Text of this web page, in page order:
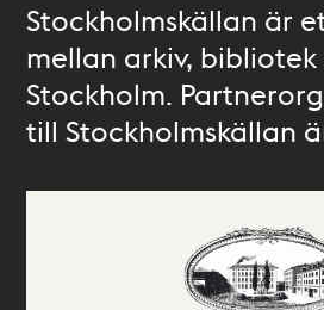
Stockholmskällan är
mellan arkiv, bibliotek
Stockholm.
till Stockholmskällan